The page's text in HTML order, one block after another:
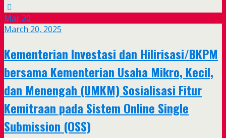
Mar 20
March 20, 2025
Kementerian Investasi dan Hilirisasi/BKPM
bersama Kementerian Usaha Mikro, Kecil,
dan Menengah (UMKM) Sosialisasi Fitur
Kemitraan pada Sistem Online Single
Submission (OSS)